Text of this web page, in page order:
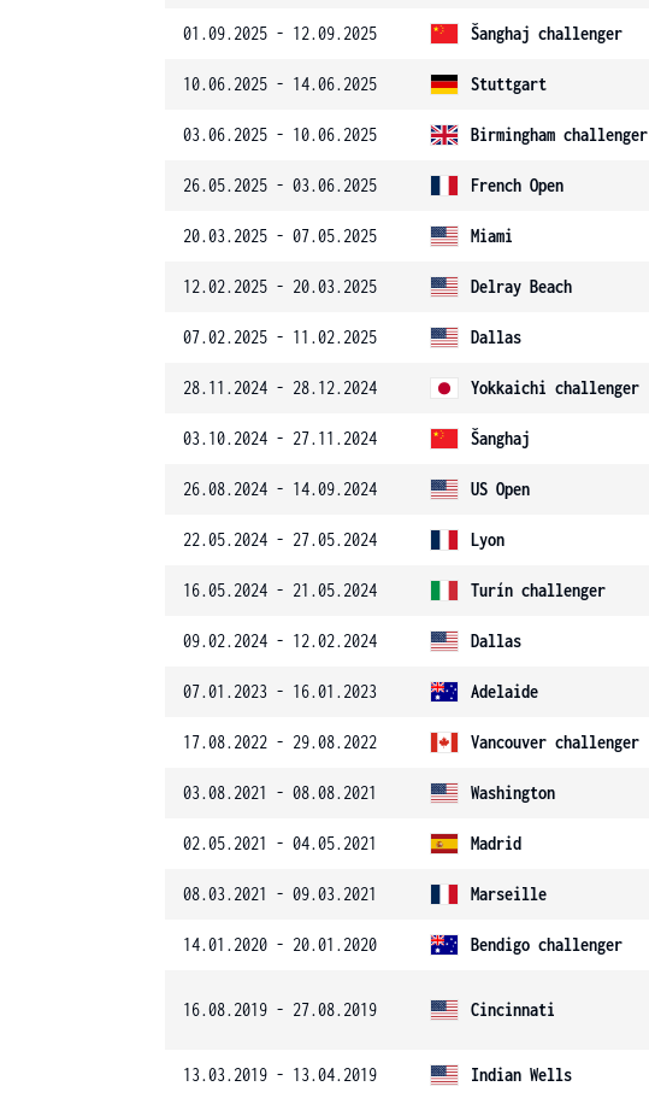
01.09.2025 - 12.09.2025 Šanghaj challenger
10.06.2025 - 14.06.2025 Stuttgart
03.06.2025 - 10.06.2025 Birmingham challenger
26.05.2025 - 03.06.2025 French Open
20.03.2025 - 07.05.2025 Miami
12.02.2025 - 20.03.2025 Delray Beach
07.02.2025 - 11.02.2025 Dallas
28.11.2024 - 28.12.2024 Yokkaichi challenger
03.10.2024 - 27.11.2024 Šanghaj
26.08.2024 - 14.09.2024 US Open
22.05.2024 - 27.05.2024 Lyon
16.05.2024 - 21.05.2024 Turín challenger
09.02.2024 - 12.02.2024 Dallas
07.01.2023 - 16.01.2023 Adelaide
17.08.2022 - 29.08.2022 Vancouver challenger
03.08.2021 - 08.08.2021 Washington
02.05.2021 - 04.05.2021 Madrid
08.03.2021 - 09.03.2021 Marseille
14.01.2020 - 20.01.2020 Bendigo challenger
16.08.2019 - 27.08.2019 Cincinnati
13.03.2019 - 13.04.2019 Indian Wells